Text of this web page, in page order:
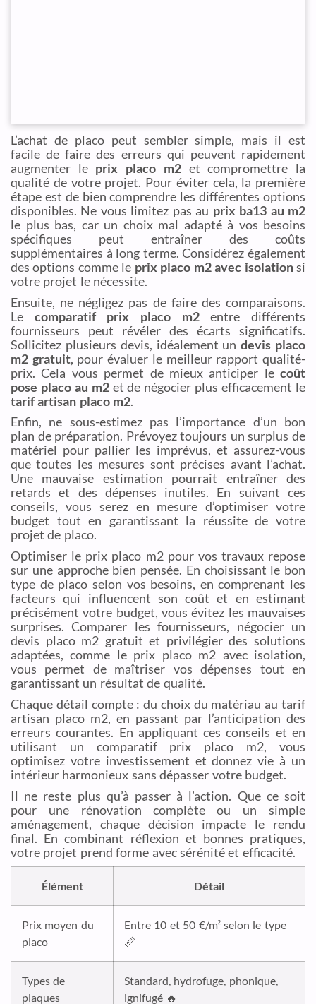
L’achat de placo peut sembler simple, mais il est
facile de faire des erreurs qui peuvent rapidement
augmenter le prix placo m2et compromettre la
qualité de votre projet. Pour éviter cela, la première
étape est de bien comprendre les différentes options
disponibles. Ne vous limitez pas au prix ba13 au m2
le plus bas, car un choix mal adapté à vos besoins
spécifiques peut entraîner des coûts
supplémentaires à long terme. Considérez également
des options comme le prix placo m2 avec isolationsi
votre projet le nécessite.
Ensuite, ne négligez pas de faire des comparaisons.
Le comparatif prix placo m2entre différents
fournisseurs peut révéler des écarts significatifs.
Sollicitez plusieurs devis, idéalement undevis placo
m2 gratuit, pour évaluer le meilleur rapport qualité-
prix. Cela vous permet de mieux anticiper le coût
pose placo au m2et de négocier plus efficacement le
tarif artisan placo m2.
Enfin, ne sous-estimez pas l’importance d’un bon
plan de préparation. Prévoyez toujours un surplus de
matériel pour pallier les imprévus, et assurez-vous
que toutes les mesures sont précises avant l’achat.
Une mauvaise estimation pourrait entraîner des
retards et des dépenses inutiles. En suivant ces
conseils, vous serez en mesure d’optimiser votre
budget tout en garantissant la réussite de votre
projet de placo.
Optimiser le prix placo m2 pour vos travaux repose
sur une approche bien pensée. En choisissant le bon
type de placo selon vos besoins, en comprenant les
facteurs qui influencent son coût et en estimant
précisément votre budget, vous évitez les mauvaises
surprises. Comparer les fournisseurs, négocier un
devis placo m2 gratuit et privilégier des solutions
adaptées, comme le prix placo m2 avec isolation,
vous permet de maîtriser vos dépenses tout en
garantissant un résultat de qualité.
Chaque détail compte : du choix du matériau au tarif
artisan placo m2, en passant par l’anticipation des
erreurs courantes. En appliquant ces conseils et en
utilisant un comparatif prix placo m2, vous
optimisez votre investissement et donnez vie à un
intérieur harmonieux sans dépasser votre budget.
Il ne reste plus qu’à passer à l’action. Que ce soit
pour une rénovation complète ou un simple
aménagement, chaque décision impacte le rendu
final. En combinant réflexion et bonnes pratiques,
votre projet prend forme avec sérénité et efficacité.
Élément Détail
Prix moyen du
placo
Entre 10 et 50 €/m² selon le type
📏
Types de
plaques
Standard, hydrofuge, phonique,
ignifugé 🔥